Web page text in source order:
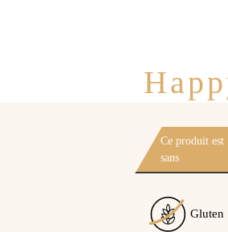
Ce produit est
sans
Gluten